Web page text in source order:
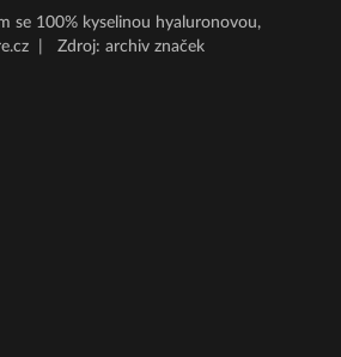
se 100% kyselinou hyaluronovou,
Zdroj: archiv značek